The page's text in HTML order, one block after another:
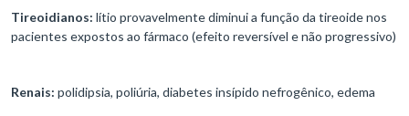
Tireoidianos: lítio provavelmente diminui a função da tireoide nos
pacientes expostos ao fármaco (efeito reversível e não progressivo)
Renais: polidipsia, poliúria, diabetes insípido nefrogênico, edema